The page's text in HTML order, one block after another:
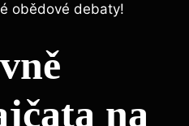
obědové debaty!
na